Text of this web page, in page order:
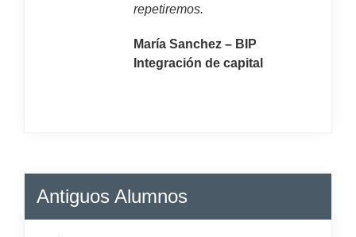
repetiremos.
María Sanchez – BIP
Integración de capital
Antiguos Alumnos